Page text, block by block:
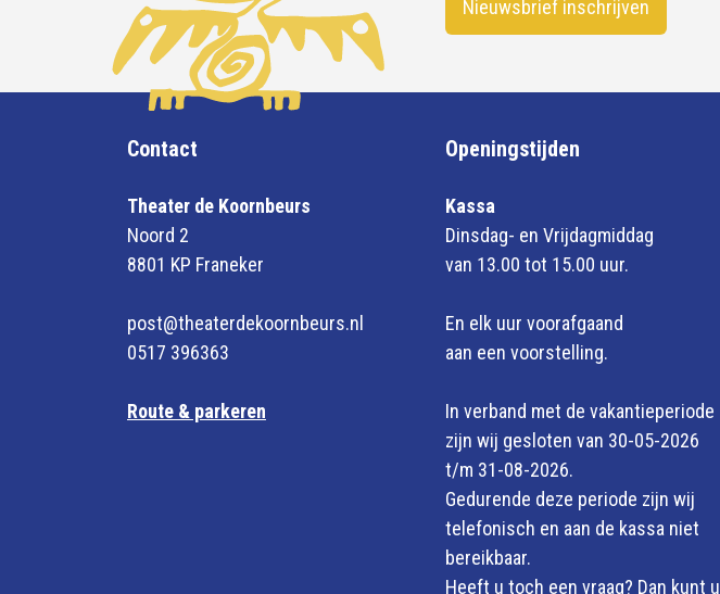
Nieuwsbrief inschrijven
Contact
Theater de Koornbeurs
Noord 2
8801 KP Franeker
post@theaterdekoornbeurs.nl
0517 396363
Route & parkeren
Openingstijden
Kassa
Dinsdag- en Vrijdagmiddag
van 13.00 tot 15.00 uur.
En elk uur voorafgaand
aan een voorstelling.
In verband met de vakantieperiode
zijn wij gesloten van 30-05-2026
t/m 31-08-2026.
Gedurende deze periode zijn wij
telefonisch en aan de kassa niet
bereikbaar.
Heeft u toch een vraag? Dan kunt u